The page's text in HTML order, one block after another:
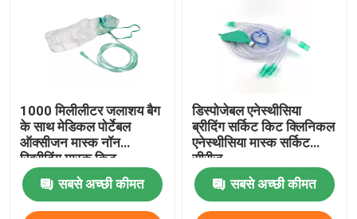
1000 मिलीलीटर जलाशय बैग
के साथ मेडिकल पोर्टेबल
ऑक्सीजन मास्क नॉन
रिब्रीदिंग मास्क किट
सबसे अच्छी कीमत
डिस्पोजेबल एनेस्थीसिया
ब्रीदिंग सर्किट किट क्लिनिकल
एनेस्थीसिया मास्क सर्किट
सीरीज
सबसे अच्छी कीमत